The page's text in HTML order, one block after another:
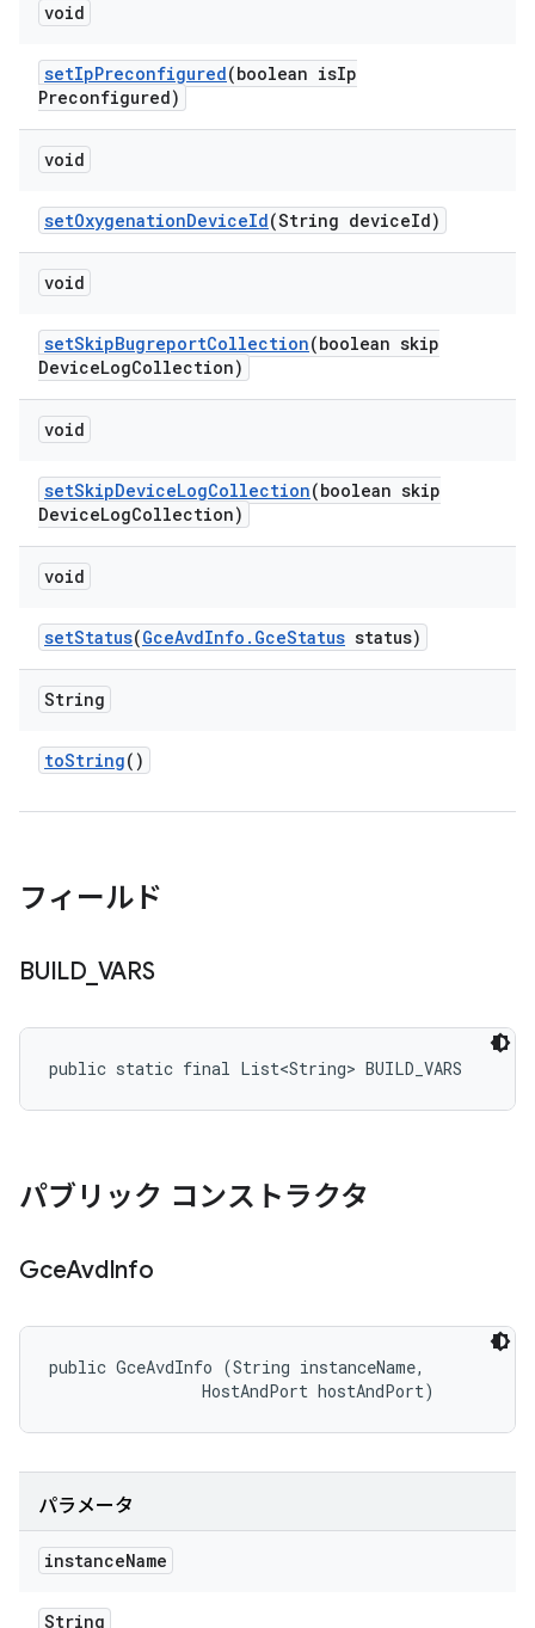
void
setIpPreconfigured(boolean isIp
Preconfigured)
void
setOxygenationDeviceId(String deviceId)
void
setSkipBugreportCollection(boolean skip
DeviceLogCollection)
void
setSkipDeviceLogCollection(boolean skip
DeviceLogCollection)
void
setStatus(GceAvdInfo . GceStatus status)
String
toString()
フィールド
BUILD_ VARS
public static final List<String> BUILD_VARS
パブリック コンストラクタ
GceAvdInfo
public GceAvdInfo (String instanceName,
                HostAndPort hostAndPort)
パラメータ
instanceName
String